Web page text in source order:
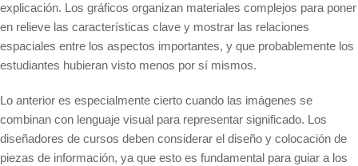
explicación. Los gráficos organizan materiales complejos para poner
en relieve las características clave y mostrar las relaciones
espaciales entre los aspectos importantes, y que probablemente los
estudiantes hubieran visto menos por sí mismos.
Lo anterior es especialmente cierto cuando las imágenes se
combinan con lenguaje visual para representar significado. Los
diseñadores de cursos deben considerar el diseño y colocación de
piezas de información, ya que esto es fundamental para guiar a los